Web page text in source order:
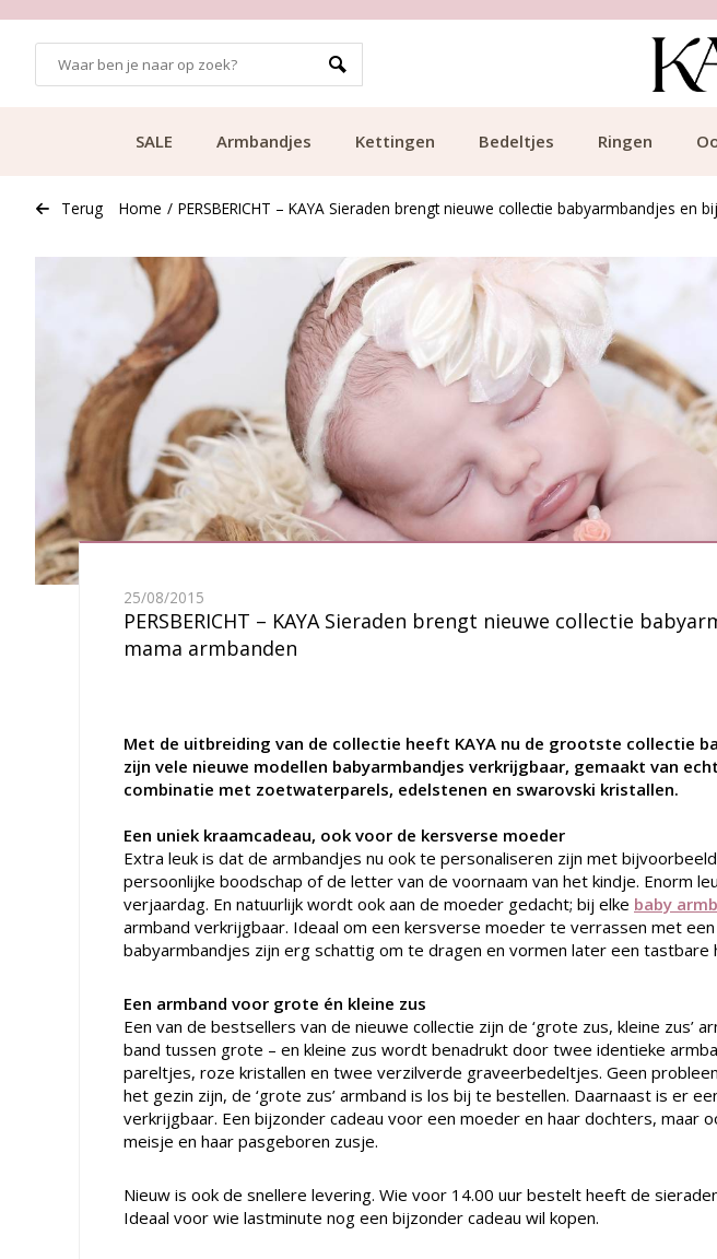
SALE Armbandjes Kettingen Bedeltjes Ringen
Terug Home / PERSBERICHT – KAYA Sieraden brengt nieuwe collectie babyarmbandjes en
25/08/2015
PERSBERICHT – KAYA Sieraden brengt nieuwe collectie
mama armbanden
Met de uitbreiding van de collectie heeft KAYA nu de grootste collectie
zijn vele nieuwe modellen babyarmbandjes verkrijgbaar, gemaakt van
combinatie met zoetwaterparels, edelstenen en swarovski kristallen.
Een uniek kraamcadeau, ook voor de kersverse moeder
Extra leuk is dat de armbandjes nu ook te personaliseren zijn met
persoonlijke boodschap of de letter van de voornaam van het kindje. Enorm
verjaardag. En natuurlijk wordt ook aan de moeder gedacht; bij elke baby
armband verkrijgbaar. Ideaal om een kersverse moeder te verrassen met een
babyarmbandjes zijn erg schattig om te dragen en vormen later een tastbare
Een armband voor grote én kleine zus
Een van de bestsellers van de nieuwe collectie zijn de ‘grote zus, kleine zus’
band tussen grote – en kleine zus wordt benadrukt door twee identieke
pareltjes, roze kristallen en twee verzilverde graveerbedeltjes. Geen
het gezin zijn, de ‘grote zus’ armband is los bij te bestellen. Daarnaast is er
verkrijgbaar. Een bijzonder cadeau voor een moeder en haar dochters, maar
meisje en haar pasgeboren zusje.
Nieuw is ook de snellere levering. Wie voor 14.00 uur bestelt heeft de
Ideaal voor wie lastminute nog een bijzonder cadeau wil kopen.